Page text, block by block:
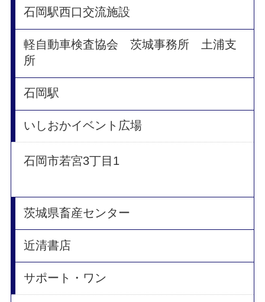
石岡駅西口交流施設
軽自動車検査協会 茨城事務所 土浦支
所
石岡駅
いしおかイベント広場
石岡市若宮3丁目1
茨城県畜産センター
近清書店
サポート・ワン